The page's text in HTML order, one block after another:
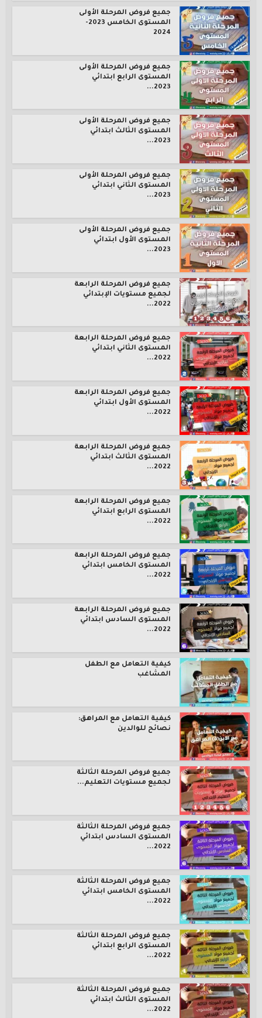
جميع فروض المرحلة الأولى
المستوى الخامس 2023-
2024
جميع فروض المرحلة الأولى
المستوى الرابع ابتدائي
2023...
جميع فروض المرحلة الأولى
المستوى الثالث ابتدائي
2023...
جميع فروض المرحلة الأولى
المستوى الثاني ابتدائي
2023...
جميع فروض المرحلة الأولى
المستوى الأول ابتدائي
2023...
جميع فروض المرحلة الرابعة
لجميع مستويات الإبتدائي
2022...
جميع فروض المرحلة الرابعة
المستوى الثاني ابتدائي
2022...
جميع فروض المرحلة الرابعة
المستوى الأول ابتدائي
2022...
جميع فروض المرحلة الرابعة
المستوى الثالث ابتدائي
2022...
جميع فروض المرحلة الرابعة
المستوى الرابع ابتدائي
2022...
جميع فروض المرحلة الرابعة
المستوى الخامس ابتدائي
2022...
جميع فروض المرحلة الرابعة
المستوى السادس ابتدائي
2022...
كيفية التعامل مع الطفل
المشاغب
كيفية التعامل مع المراهق:
نصائح للوالدين
جميع فروض المرحلة الثالثة
لجميع مستويات التعليم...
جميع فروض المرحلة الثالثة
المستوى السادس ابتدائي
2022...
جميع فروض المرحلة الثالثة
المستوى الخامس ابتدائي
2022...
جميع فروض المرحلة الثالثة
المستوى الرابع ابتدائي
2022...
جميع فروض المرحلة الثالثة
المستوى الثالث ابتدائي
2022...